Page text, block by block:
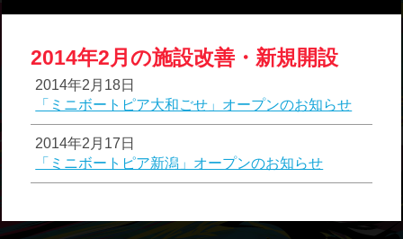
2014年2月の施設改善・新規開設
2014年2月18日
「ミニボートピア大和ごせ」オープンのお知らせ
2014年2月17日
「ミニボートピア新潟」オープンのお知らせ